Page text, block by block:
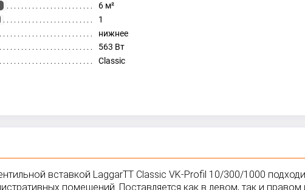
6 м²
1
нижнее
563 Вт
Classic
вставкой LaggarTT Classic VK-Profil 10/300/1000
помещений. Поставляется как в левом, так и правом